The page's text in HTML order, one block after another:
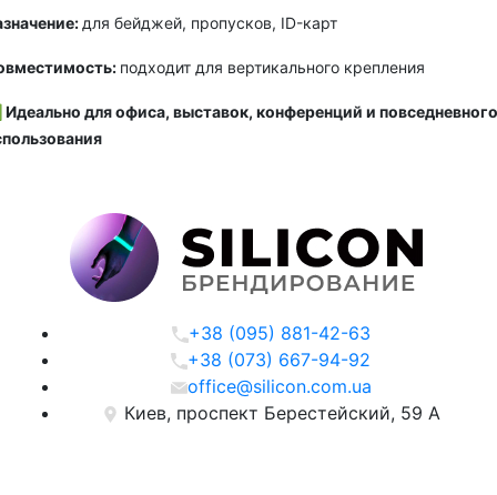
для бейджей, пропусков, ID-карт
подходит для вертикального крепления
Идеально для офиса, выставок, конференций и повседневного
+38 (095) 881-42-63
+38 (073) 667-94-92
office@silicon.com.ua
Киев, проспект Берестейский, 59 А